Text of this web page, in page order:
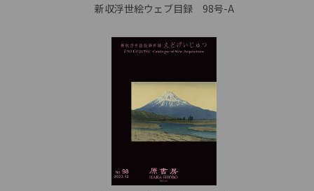
新収浮世絵ウェブ目録 98号-A